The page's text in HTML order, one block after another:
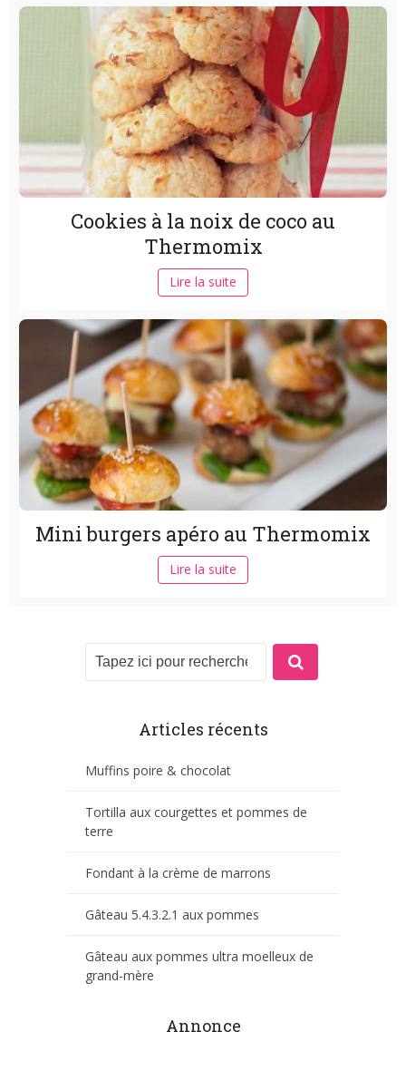
Cookies à la noix de coco au
Thermomix
Lire la suite
Mini burgers apéro au Thermomix
Lire la suite
Articles récents
Muffins poire & chocolat
Tortilla aux courgettes et pommes de
terre
Fondant à la crème de marrons
Gâteau 5.4.3.2.1 aux pommes
Gâteau aux pommes ultra moelleux de
grand-mère
Annonce